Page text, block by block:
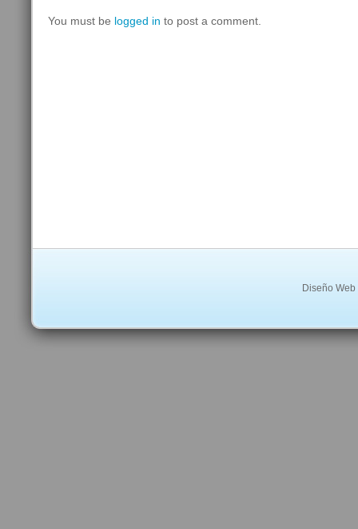
You must be logged in to post a comment.
Diseño Web